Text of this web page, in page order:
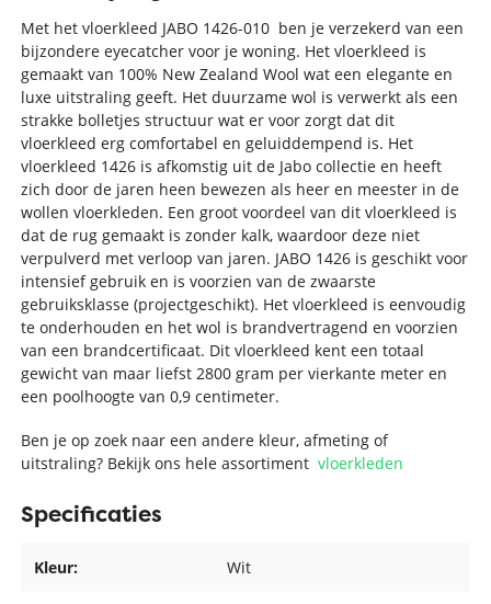
Met het vloerkleed JABO 1426-010 ben je verzekerd van een
bijzondere eyecatcher voor je woning. Het vloerkleed is
gemaakt van 100% New Zealand Wool wat een elegante en
luxe uitstraling geeft. Het duurzame wol is verwerkt als een
strakke bolletjes structuur wat er voor zorgt dat dit
vloerkleed erg comfortabel en geluiddempend is. Het
vloerkleed 1426 is afkomstig uit de Jabo collectie en heeft
zich door de jaren heen bewezen als heer en meester in de
wollen vloerkleden. Een groot voordeel van dit vloerkleed is
dat de rug gemaakt is zonder kalk, waardoor deze niet
verpulverd met verloop van jaren. JABO 1426 is geschikt voor
intensief gebruik en is voorzien van de zwaarste
gebruiksklasse (projectgeschikt). Het vloerkleed is eenvoudig
te onderhouden en het wol is brandvertragend en voorzien
van een brandcertificaat. Dit vloerkleed kent een totaal
gewicht van maar liefst 2800 gram per vierkante meter en
een poolhoogte van 0,9 centimeter.
Ben je op zoek naar een andere kleur, afmeting of
uitstraling? Bekijk ons hele assortimentvloerkleden
Specificaties
Kleur: Wit